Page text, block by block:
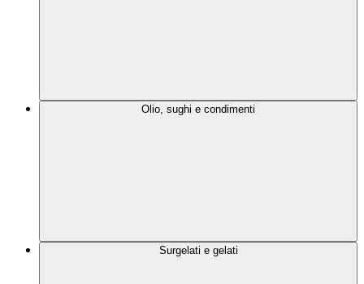
Olio, sughi e condimenti
Surgelati e gelati